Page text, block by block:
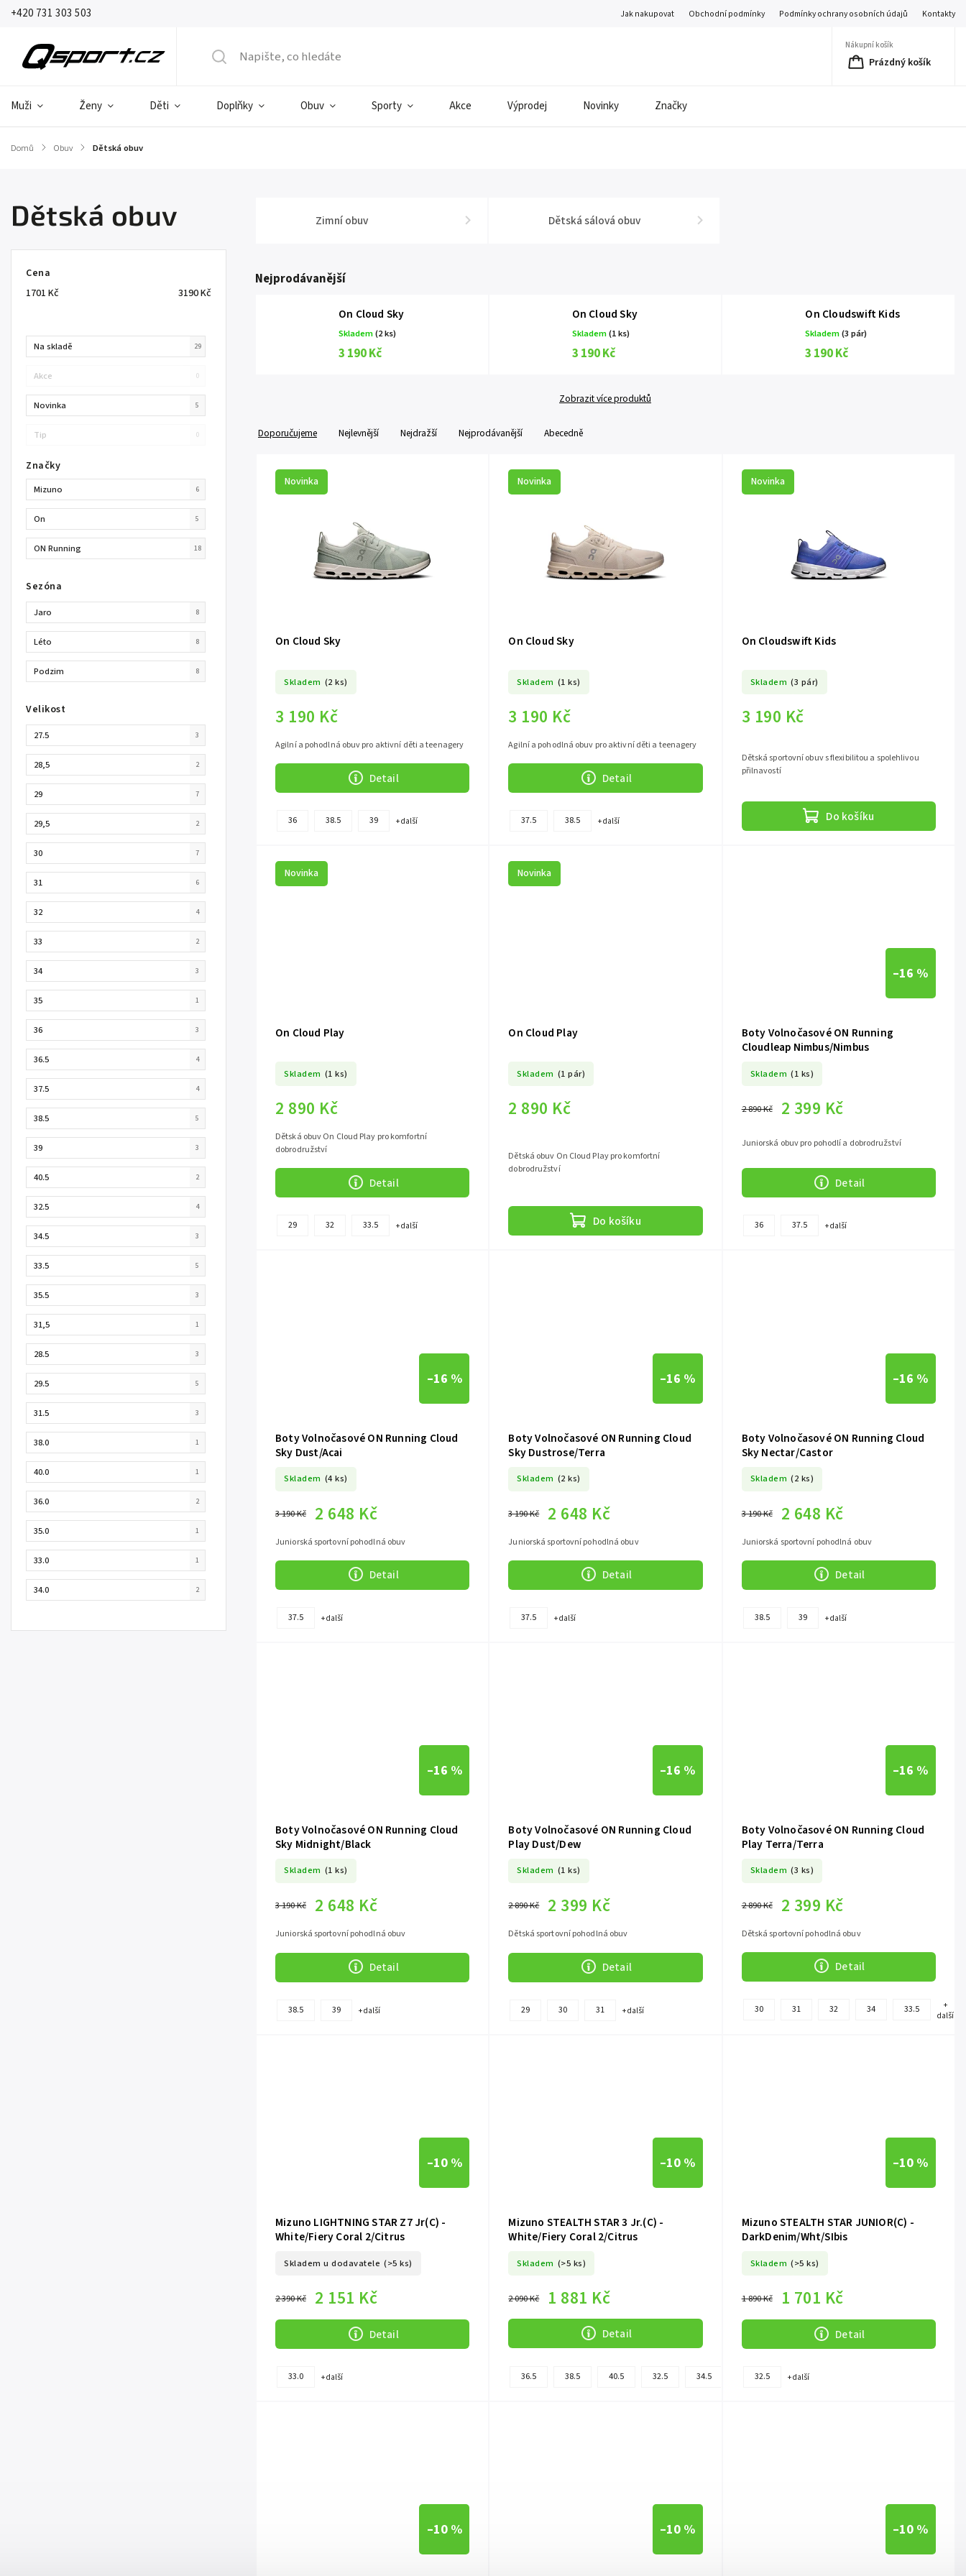
+420 731 303 503 Jak nakupovat Obchodní podmínky Podmínky ochrany osobních údajů Kontakty
Nákupní košík
Prázdný košík
Muži Ženy Děti Doplňky Obuv Sporty Akce Výprodej Novinky Značky
Domů / Obuv / Dětská obuv
Dětská obuv
Cena
1701 Kč 3190Kč
Na skladě 29
Akce 0
Novinka 5
Tip 0
Značky
Mizuno 6
On 5
ON Running 18
Velikost
27.5 3
28,5 2
29 7
29,5 2
30 7
31 6
32 4
33 2
34 3
35 1
36 3
36.5 4
37.5 4
38.5 5
39 3
40.5 2
32.5 4
34.5 3
33.5 5
35.5 3
31,5 1
28.5 3
29.5 5
31.5 3
38.0 1
40.0 1
36.0 2
35.0 1
33.0 1
34.0 2
Sezóna
Jaro 8
Léto 8
Podzim 8
Zimní obuv Dětská sálová obuv
Nejprodávanější
On Cloud Sky
Skladem(2 ks)
3 190 Kč
On Cloud Sky
Skladem(1 ks)
3 190 Kč
On Cloudswift Kids
Skladem(3 pár)
3 190 Kč
Zobrazit více produktů
Doporučujeme Nejlevnější Nejdražší Nejprodávanější Abecedně
Novinka
On Cloud Sky
Skladem (2 ks)
3 190 Kč
Detail
Agilní a pohodlná obuv pro aktivní děti a teenagery
36 38.5 39 + další
Novinka
On Cloud Sky
Skladem (1 ks)
3 190 Kč
Detail
Agilní a pohodlná obuv pro aktivní děti a teenagery
37.5 38.5 + další
Novinka
On Cloudswift Kids
Skladem (3 pár)
3 190 Kč
Do košíku
Dětská sportovní obuv s flexibilitou a spolehlivou
přilnavostí
Novinka
On Cloud Play
Skladem (1 ks)
2 890 Kč
Detail
Dětská obuv On Cloud Play pro komfortní
dobrodružství
29 32 33.5 + další
Novinka
On Cloud Play
Skladem (1 pár)
2 890 Kč
Do košíku
Dětská obuv On Cloud Play pro komfortní
dobrodružství
–16 %
Boty Volnočasové ON Running
Cloudleap Nimbus/Nimbus
Skladem (1 ks)
2 890 Kč 2 399 Kč
Detail
Juniorská obuv pro pohodlí a dobrodružství
36 37.5 + další
–16 %
Boty Volnočasové ON Running Cloud
Sky Dust/Acai
Skladem (4 ks)
3 190 Kč 2 648 Kč
Detail
Juniorská sportovní pohodlná obuv
37.5 + další
–16 %
Boty Volnočasové ON Running Cloud
Sky Dustrose/Terra
Skladem (2 ks)
3 190 Kč 2 648 Kč
Detail
Juniorská sportovní pohodlná obuv
37.5 + další
–16 %
Boty Volnočasové ON Running Cloud
Sky Nectar/Castor
Skladem (2 ks)
3 190 Kč 2 648 Kč
Detail
Juniorská sportovní pohodlná obuv
38.5 39 + další
–16 %
Boty Volnočasové ON Running Cloud
Sky Midnight/Black
Skladem (1 ks)
3 190 Kč 2 648 Kč
Detail
Juniorská sportovní pohodlná obuv
38.5 39 + další
–16 %
Boty Volnočasové ON Running Cloud
Play Dust/Dew
Skladem (1 ks)
2 890 Kč 2 399 Kč
Detail
Dětská sportovní pohodlná obuv
29 30 31 + další
–16 %
Boty Volnočasové ON Running Cloud
Play Terra/Terra
Skladem (3 ks)
2 890 Kč 2 399 Kč
Detail
Dětská sportovní pohodlná obuv
30 31 32 34 33.5
+
další
–10 %
Mizuno LIGHTNING STAR Z7 Jr(C) -
White/Fiery Coral 2/Citrus
Skladem u dodavatele (>5 ks)
2 390 Kč 2 151 Kč
Detail
33.0 + další
–10 %
Mizuno STEALTH STAR 3 Jr.(C) -
White/Fiery Coral 2/Citrus
Skladem (>5 ks)
2 090 Kč 1 881 Kč
Detail
36.5 38.5 40.5 32.5 34.5 36.0
další
–10 %
Mizuno STEALTH STAR JUNIOR(C) -
DarkDenim/Wht/SIbis
Skladem (>5 ks)
1 890 Kč 1 701 Kč
Detail
32.5 + další
–10 % –10 % –10 %